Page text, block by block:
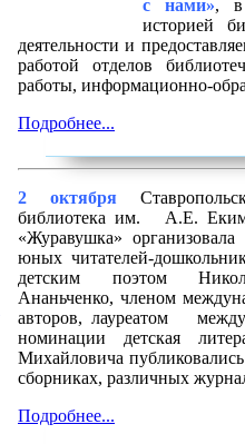
с нами», в
историей
деятельности и
работой отделов
работы, информационно-
Подробнее...
2 октября
библиотека им. А.Е.
«Журавушка» организовала
юных читателей-
детским поэтом
Ананьченко, членом
авторов, лауреатом
номинации детская
Михайловича
сборниках, различных
Подробнее...